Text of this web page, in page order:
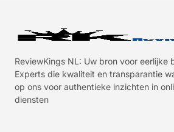
ReviewKings NL: Uw bron voor eerlijke
Experts die kwaliteit en transparantie
op ons voor authentieke inzichten in
diensten